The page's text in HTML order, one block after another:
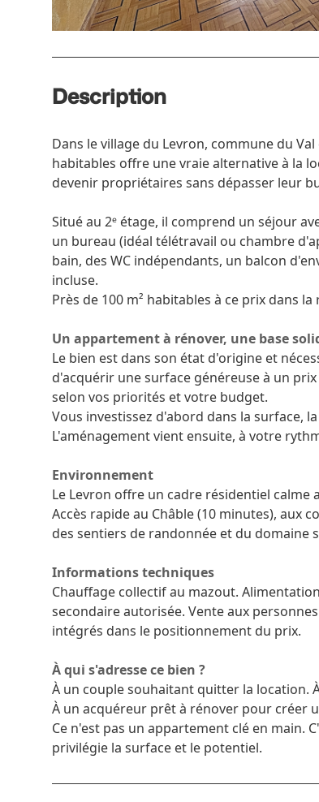
Description
Dans le village du Levron, commune du
habitables offre une vraie alternative à la
devenir propriétaires sans dépasser leur
Situé au 2ᵉ étage, il comprend un séjour
un bureau (idéal télétravail ou chambre
bain, des WC indépendants, un balcon
incluse.
Près de 100 m² habitables à ce prix dans
Un appartement à rénover, une base
Le bien est dans son état d'origine et
d'acquérir une surface généreuse à un
selon vos priorités et votre budget.
Vous investissez d'abord dans la surface,
L'aménagement vient ensuite, à votre
Environnement
Le Levron offre un cadre résidentiel
Accès rapide au Châble (10 minutes), aux
des sentiers de randonnée et du domaine
Informations techniques
Chauffage collectif au mazout.
secondaire autorisée. Vente aux
intégrés dans le positionnement du prix.
À qui s'adresse ce bien ?
À un couple souhaitant quitter la location.
À un acquéreur prêt à rénover pour créer
Ce n'est pas un appartement clé en main.
privilégie la surface et le potentiel.